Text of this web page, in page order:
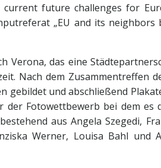
current future challenges for
„EU and its
Verona, das eine
Nach dem Zusammentreffen
und abschließend
Fotowettbewerb bei dem
aus Angela Szegedi,
Werner, Louisa Bahl und